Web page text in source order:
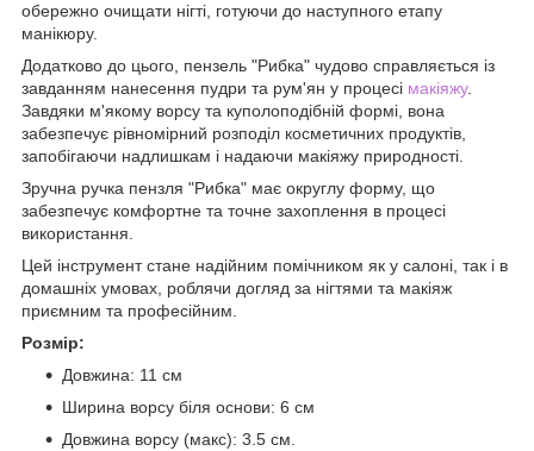
обережно очищати нігті, готуючи до наступного етапу
манікюру.
Додатково до цього, пензель "Рибка" чудово справляється із
завданням нанесення пудри та рум'ян у процесі макіяжу.
Завдяки м'якому ворсу та куполоподібній формі, вона
забезпечує рівномірний розподіл косметичних продуктів,
запобігаючи надлишкам і надаючи макіяжу природності.
Зручна ручка пензля "Рибка" має округлу форму, що
забезпечує комфортне та точне захоплення в процесі
використання.
Цей інструмент стане надійним помічником як у салоні, так і в
домашніх умовах, роблячи догляд за нігтями та макіяж
приємним та професійним.
Розмір:
Довжина: 11 см
Ширина ворсу біля основи: 6 см
Довжина ворсу (макс): 3.5 см.